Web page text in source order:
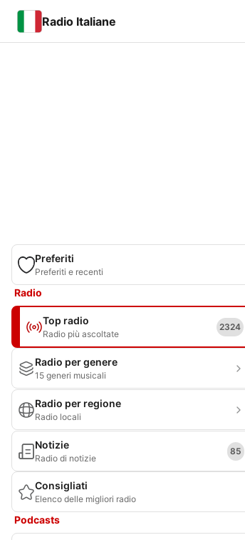
Radio Italiane
Preferiti
Preferiti e recenti
Radio
Top radio
Radio più ascoltate
2324
Radio per genere
15 generi musicali
Radio per regione
Radio locali
Notizie
Radio di notizie
85
Consigliati
Elenco delle migliori radio
Podcasts